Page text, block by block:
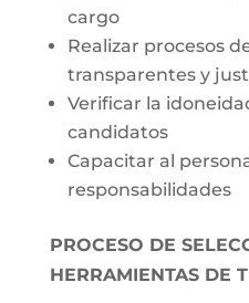
cargo
Realizar procesos
transparentes y
Verificar la
candidatos
Capacitar al
responsabilidades
PROCESO DE
HERRAMIENTAS DE